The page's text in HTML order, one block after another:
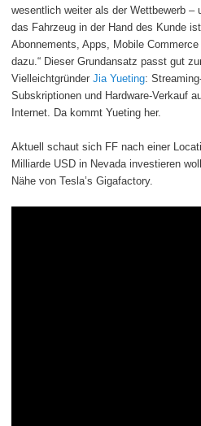
wesentlich weiter als der Wettbewerb –
das Fahrzeug in der Hand des Kunde
Abonnements, Apps, Mobile
dazu.“ Dieser Grundansatz passt gut
Vielleichtgründer Jia Yueting:
Subskriptionen und Hardware-Verkauf
Internet. Da kommt Yueting her.
Aktuell schaut sich FF nach einer
Milliarde USD in Nevada investieren
Nähe von Tesla’s Gigafactory.